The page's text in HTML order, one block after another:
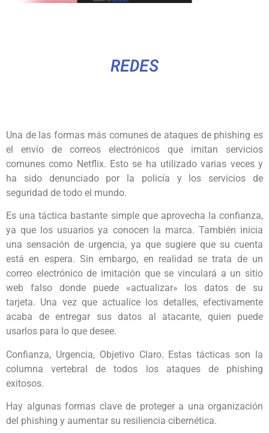
REDES
Una de las formas más comunes de ataques de phishing es
el envío de correos electrónicos que imitan servicios
comunes como Netflix. Esto se ha utilizado varias veces y
ha sido denunciado por la policía y los servicios de
seguridad de todo el mundo.
Es una táctica bastante simple que aprovecha la confianza,
ya que los usuarios ya conocen la marca. También inicia
una sensación de urgencia, ya que sugiere que su cuenta
está en espera. Sin embargo, en realidad se trata de un
correo electrónico de imitación que se vinculará a un sitio
web falso donde puede «actualizar» los datos de su
tarjeta. Una vez que actualice los detalles, efectivamente
acaba de entregar sus datos al atacante, quien puede
usarlos para lo que desee.
Confianza, Urgencia, Objetivo Claro. Estas tácticas son la
columna vertebral de todos los ataques de phishing
exitosos.
Hay algunas formas clave de proteger a una organización
del phishing y aumentar su resiliencia cibernética.